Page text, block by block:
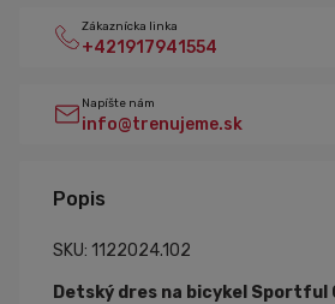
Zákaznícka linka
+421917941554
Napíšte nám
info@trenujeme.sk
Popis
SKU: 1122024.102
Detský dres na bicykel Sportful